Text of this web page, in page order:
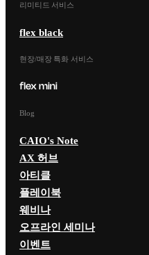
리미티드 서비스
flex black
현장/매장 특화 서비스
Blog
CAIO's Note
AX 허브
아티클
플레이북
웨비나
오프라인 세미나
이벤트